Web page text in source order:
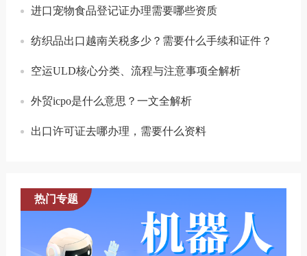
进口宠物食品登记证办理需要哪些资质
纺织品出口越南关税多少？需要什么手续和证件？
空运ULD核心分类、流程与注意事项全解析
外贸icpo是什么意思？一文全解析
出口许可证去哪办理，需要什么资料
热门专题